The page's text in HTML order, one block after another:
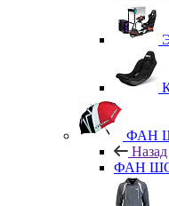
ФАН
Назад
ФАН